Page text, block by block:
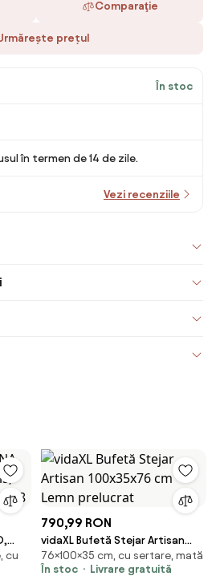
Comparaţie
prețul
În stoc
în termen de 14 de zile.
Vezi recenziile
cu
790,99 RON
vidaXL Bufetă Stejar Artisan
100x35x76 cm Lemn prelucrat
76×100×35 cm, cu sertare, mată
În stoc
Livrare gratuită